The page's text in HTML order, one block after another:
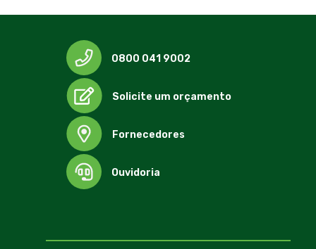
0800 041 9002
Solicite um orçamento
Fornecedores
Ouvidoria